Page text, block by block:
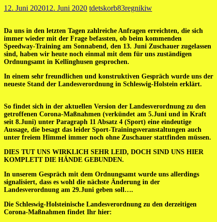
12. Juni 202012. Juni 2020 tdetskorb83regnikiw
Da uns in den letzten Tagen zahlreiche Anfragen erreichten, die sich
immer wieder mit der Frage befassten, ob beim kommenden
Speedway-Training am Sonnabend, den 13. Juni Zuschauer zugelassen
sind, haben wir heute noch einmal mit dem für uns zuständigen
Ordnungsamt in Kellinghusen gesprochen.
In einem sehr freundlichen und konstruktiven Gespräch wurde uns der
neueste Stand der Landesverordnung in Schleswig-Holstein erklärt.
So findet sich in der aktuellen Version der Landesverordnung zu den
getroffenen Corona-Maßnahmen (verkündet am 5.Juni und in Kraft
seit 8.Juni) unter Paragraph 11 Absatz 4 (Sport) eine eindeutige
Aussage, die besagt das leider Sport-Trainingsveranstaltungen auch
unter freiem Himmel immer noch ohne Zuschauer stattfinden müssen.
DIES TUT UNS WIRKLICH SEHR LEID, DOCH SIND UNS HIER
KOMPLETT DIE HÄNDE GEBUNDEN.
In unserem Gespräch mit dem Ordnungsamt wurde uns allerdings
signalisiert, dass es wohl die nächste Änderung in der
Landesverordnung am 29.Juni geben soll….
Die Schleswig-Holsteinische Landesverordnung zu den derzeitigen
Corona-Maßnahmen findet Ihr hier: